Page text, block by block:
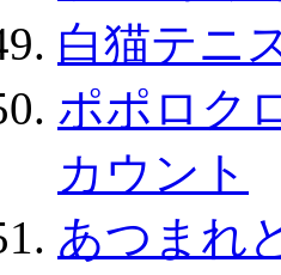
白猫テニ
ポポロク
カウント
あつまれ